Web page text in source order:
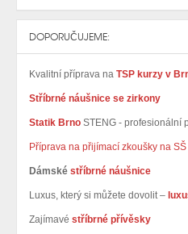
DOPORUČUJEME:
Kvalitní příprava na TSP kurzy v
Stříbrné náušnice se zirkony
Statik Brno STENG - profesionální
Příprava na přijímací zkoušky na SŠ
Dámské stříbrné náušnice
Luxus, který si můžete dovolit –
Zajímavé stříbrné přívěsky